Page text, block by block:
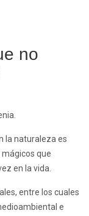
no
la naturaleza es
que
en la vida.
entre los cuales
e